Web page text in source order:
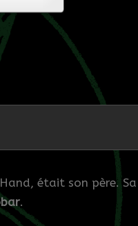
était son père. Sa
.